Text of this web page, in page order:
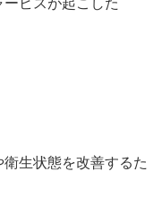
ビスが起こした
生状態を改善するた